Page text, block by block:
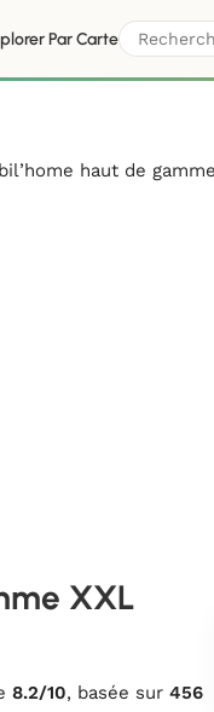
Par Carte
haut de
XXL
8.2/10, basée sur 456